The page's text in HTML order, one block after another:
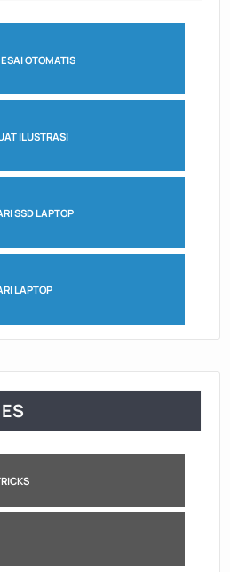
OTOMATIS
ILUSTRASI
SSD LAPTOP
LAPTOP